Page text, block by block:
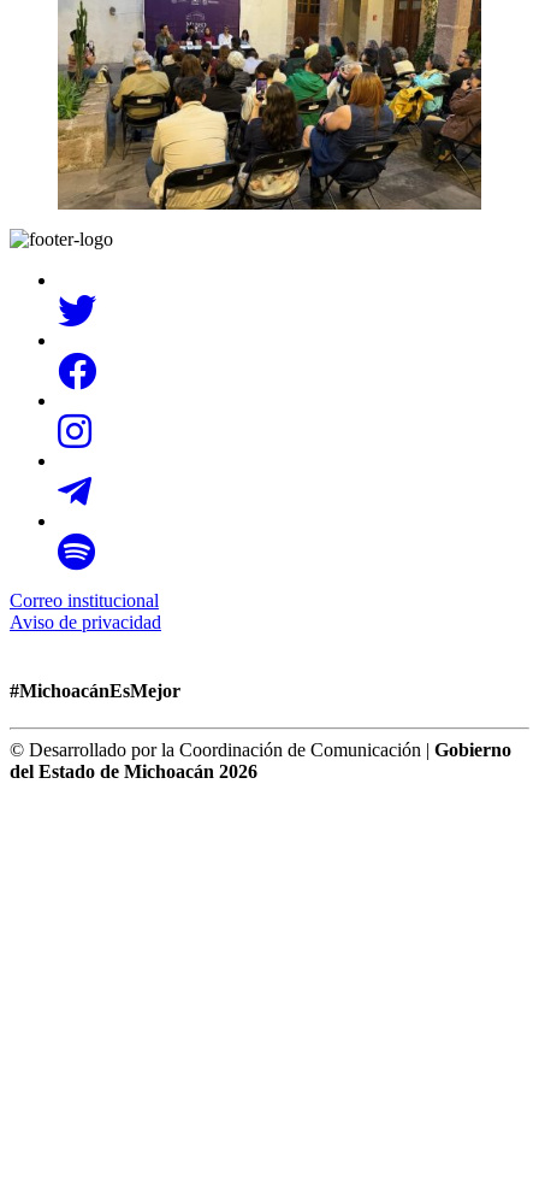
Correo institucional
Aviso de privacidad
#MichoacánEsMejor
© Desarrollado por la Coordinación de Comunicación | Gobierno
del Estado de Michoacán 2026